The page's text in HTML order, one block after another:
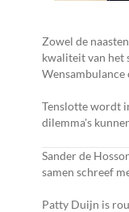
Zowel de
kwaliteit van het
Tenslotte wordt
dilemma's
Sander de
samen schreef
Patty Duijn is